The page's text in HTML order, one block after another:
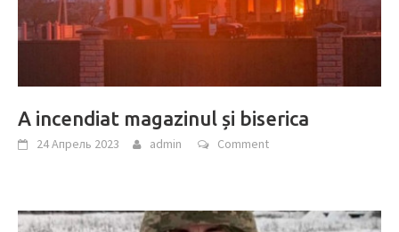
A incendiat magazinul și biserica
24 Апрель 2023 admin Comment